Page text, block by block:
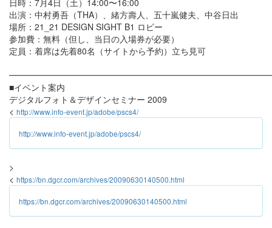
日時：7月4日（土）14:00〜16:00
出演：中村勇吾（THA）、緒方壽人、五十嵐健夫、中谷日出
場所：21_21 DESIGN SIGHT B1 ロビー
参加費：無料（但し、当日の入場券が必要）
定員：着席は先着80名（サイトから予約）立ち見可
■イベント案内
デジタルフォト＆デザインセミナー 2009
< http://www.info-event.jp/adobe/pscs4/
http://www.info-event.jp/adobe/pscs4/
>
< https://bn.dgcr.com/archives/20090630140500.html
https://bn.dgcr.com/archives/20090630140500.html